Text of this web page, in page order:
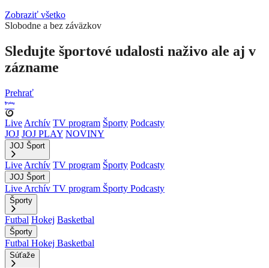
Zobraziť všetko
Slobodne a bez záväzkov
Sledujte športové udalosti naživo ale aj v
zázname
Prehrať
Live Archív TV program Športy Podcasty
JOJ JOJ PLAY NOVINY
JOJ Šport
Live Archív TV program Športy Podcasty
JOJ Šport
Live Archív TV program Športy Podcasty
Športy
Futbal Hokej Basketbal
Športy
Futbal Hokej Basketbal
Súťaže